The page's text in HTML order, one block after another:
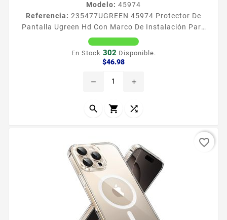
Modelo: 45974
Referencia: 235477UGREEN 45974 Protector De
Pantalla Ugreen Hd Con Marco De Instalación Para
Iphone 16 Pro Max (paquete De 2)
En Stock 302 Disponible.
$46.98Precio
remove add
  
favorite_border